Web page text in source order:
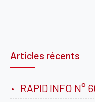
Articles récents
RAPID INFO N°